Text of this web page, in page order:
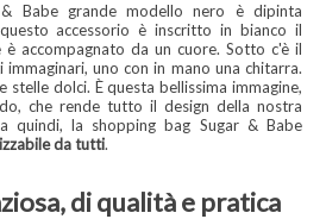
Babe grande modello nero è dipinta
accessorio è inscritto in bianco il
accompagnato da un cuore. Sotto c'è il
uno con in mano una chitarra.
dolci. È questa bellissima immagine,
che rende tutto il design della nostra
quindi, la shopping bag Sugar & Babe
da tutti.
di qualità e pratica